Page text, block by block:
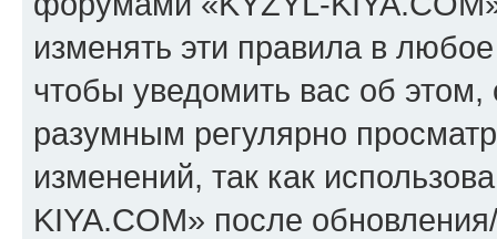
изменять эти правила в
чтобы уведомить вас об
разумным регулярно
изменений, так как
KIYA.COM» после